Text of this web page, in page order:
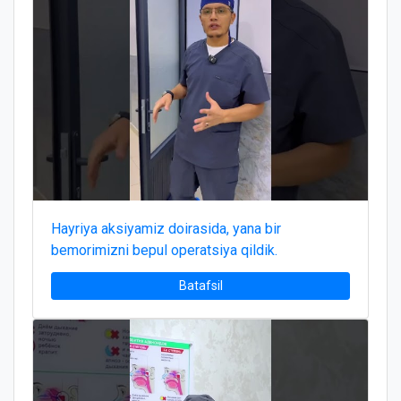
Hayriya aksiyamiz doirasida, yana bir
bemorimizni bepul operatsiya qildik.
Batafsil